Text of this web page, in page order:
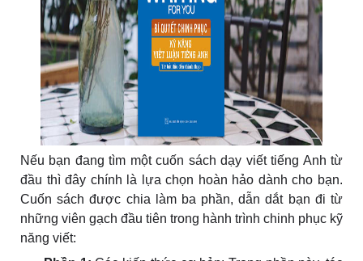
Nếu bạn đang tìm một cuốn sách dạy viết tiếng Anh từ
đầu thì đây chính là lựa chọn hoàn hảo dành cho bạn.
Cuốn sách được chia làm ba phần, dẫn dắt bạn đi từ
những viên gạch đầu tiên trong hành trình chinh phục kỹ
năng viết: